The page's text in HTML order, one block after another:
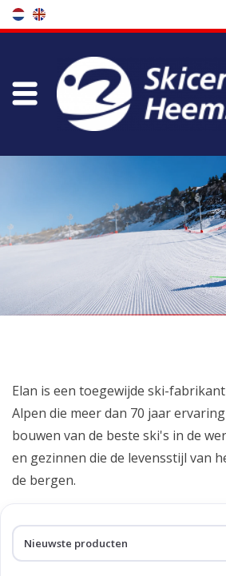
Winkel
Onderhoud
Koopgidsen
Elan is een toegewijde ski-
Alpen die meer dan 70 jaar
bouwen van de beste ski's in de
en gezinnen die de levensstijl van
de bergen.